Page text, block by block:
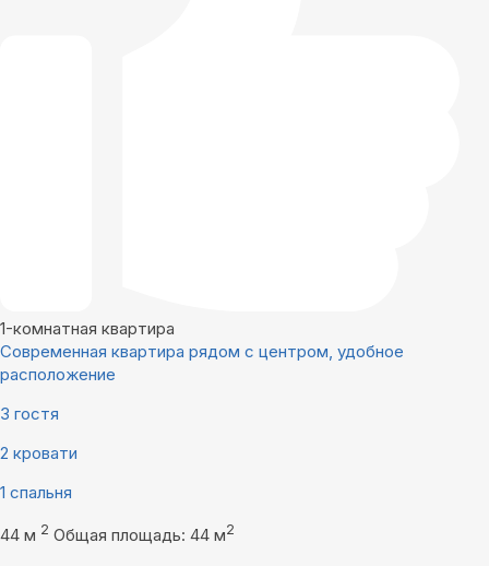
1-комнатная квартира
Современная квартира рядом с центром, удобное
расположение
3 гостя
2 кровати
1 спальня
44 м 2 Общая площадь: 44 м2